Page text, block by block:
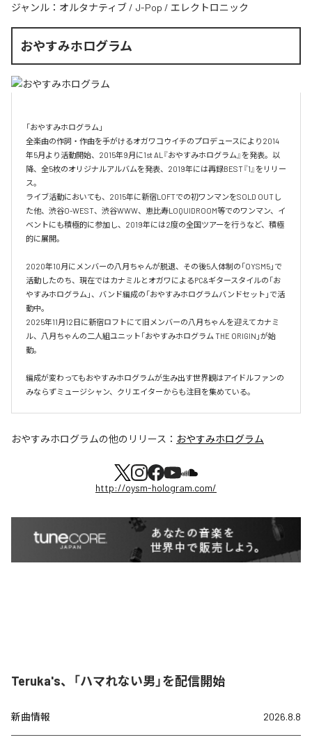
ジャンル： オルタナティブ / J-Pop / エレクトロニック
おやすみホログラム
「おやすみホログラム」
全楽曲の作詞・作曲を⼿がけるオガワコウイチのプロデュースにより2014
年5⽉より活動開始、2015年9⽉に1st AL『おやすみホログラム』を発表。以
降、全5枚のオリジナルアルバムを発表、2019年には再録BEST『1』をリリー
ス。
ライブ活動においても、2015年に新宿LOFTでの初ワンマンをSOLD OUTし
た他、渋⾕O-WEST、渋⾕WWW、恵⽐寿LOQUIDROOM等でのワンマン、イ
ベントにも積極的に参加し、2019年には2度の全国ツアーを⾏うなど、積極
的に展開。
2020年10月にメンバーの八月ちゃんが脱退、その後5人体制の「OYSM5」で
活動したのち、現在ではカナミルとオガワによるPC&ギタースタイルの「お
やすみホログラム」、バンド編成の「おやすみホログラムバンドセット」で活
動中。
2025年11月12日に新宿ロフトにて旧メンバーの八月ちゃんを迎えてカナミ
ル、八月ちゃんの二人組ユニット「おやすみホログラム THE ORIGIN」が始
動。
編成が変わってもおやすみホログラムが⽣み出す世界観はアイドルファンの
おやすみホログラムの他のリリース： おやすみホログラム
http://oysm-hologram.com/
Teruka's、「ハマれない男」を配信開始
新曲情報 2026.8.8